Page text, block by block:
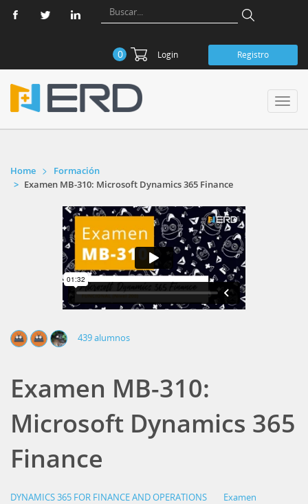
0 Login Registro
Home
Formación
Examen MB-310: Microsoft Dynamics 365 Finance
439 alumnos
Examen MB-310:
Microsoft Dynamics 365
Finance
DYNAMICS 365 FOR FINANCE AND OPERATIONS
Examen